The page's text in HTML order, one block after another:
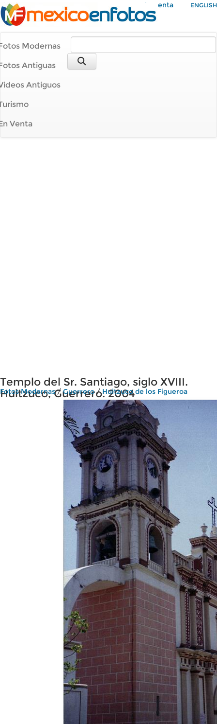
Mi Cuenta ENGLISH
Modernas
Antiguas
Antiguos
Venta
Templo del Sr. Santiago, siglo XVIII.
Huitzuco, Guerrero. 2004
Fotos Modernas/Guerrero/Huitzuco de los Figueroa